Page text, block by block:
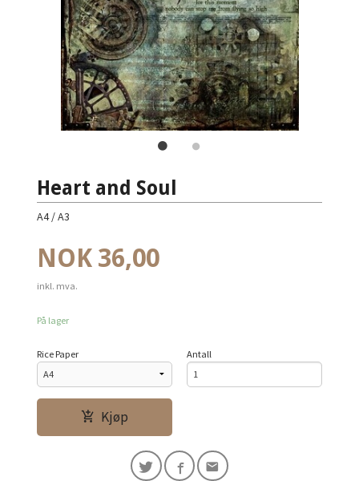
Heart and Soul
A4 / A3
Pris
NOK 36,00
inkl. mva.
På lager
Rice Paper Antall
Kjøp